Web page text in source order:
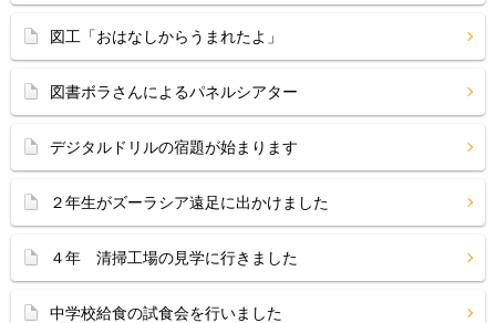
図工「おはなしからうまれたよ」
図書ボラさんによるパネルシアター
デジタルドリルの宿題が始まります
２年生がズーラシア遠足に出かけました
４年 清掃工場の見学に行きました
中学校給食の試食会を行いました